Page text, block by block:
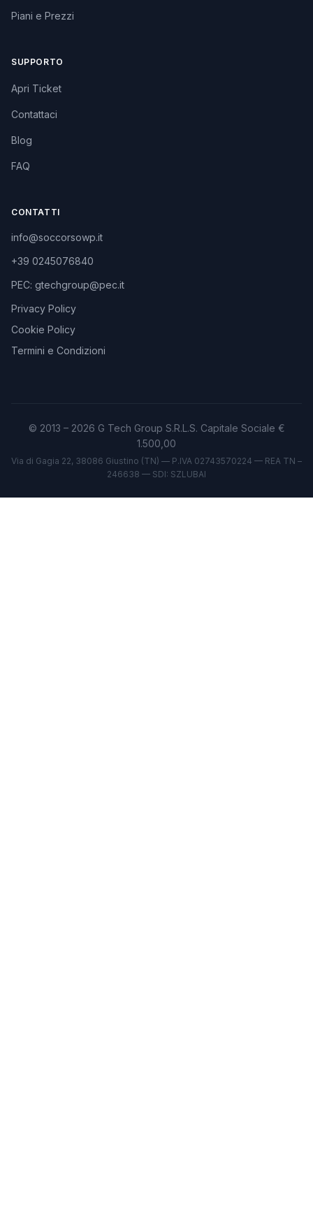
Piani e Prezzi
SUPPORTO
Apri Ticket
Contattaci
Blog
FAQ
CONTATTI
info@soccorsowp.it
+39 0245076840
PEC: gtechgroup@pec.it
Privacy Policy
Cookie Policy
Termini e Condizioni
© 2013 – 2026 G Tech Group S.R.L.S. Capitale Sociale €
1.500,00
Via di Gagia 22, 38086 Giustino (TN) — P.IVA 02743570224 — REA TN –
246638 — SDI: SZLUBAI